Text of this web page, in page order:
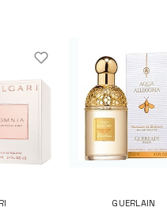
GUERLAIN